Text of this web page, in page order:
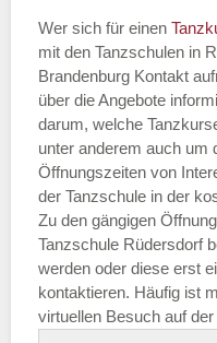
Wer sich für einen
mit den Tanzschulen in
Brandenburg Kontakt
über die Angebote
darum, welche
unter anderem auch um
Öffnungszeiten von
der Tanzschule in der
Zu den gängigen
Tanzschule Rüdersdorf
werden oder diese erst
kontaktieren. Häufig ist
virtuellen Besuch auf